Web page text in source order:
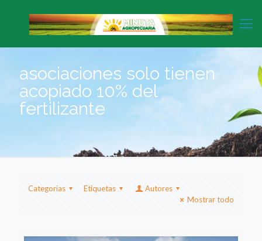
asociaciones solo tienen
acopiado 10% del
fertilizante
Categorias Etiquetas
Autores
Mostrar todo